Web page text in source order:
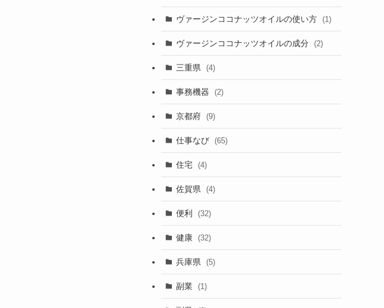
ヴァージンココナッツオイルの使い方 (1)
ヴァージンココナッツオイルの成分 (2)
三重県 (4)
事務機器 (2)
京都府 (9)
仕事なび (65)
住宅 (4)
佐賀県 (4)
便利 (32)
健康 (32)
兵庫県 (5)
副業 (1)